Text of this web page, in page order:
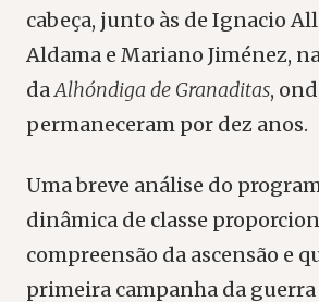
cabeça, junto às de Ignacio
Aldama e Mariano Jiménez,
daAlhóndiga de Granaditas,
permaneceram por dez anos.
Uma breve análise do
dinâmica de classe
compreensão da ascensão e
primeira campanha da